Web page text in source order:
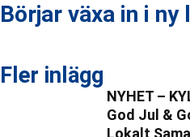
Börjar växa in i ny
Fler inlägg
NYHET –
God Jul &
Lokalt